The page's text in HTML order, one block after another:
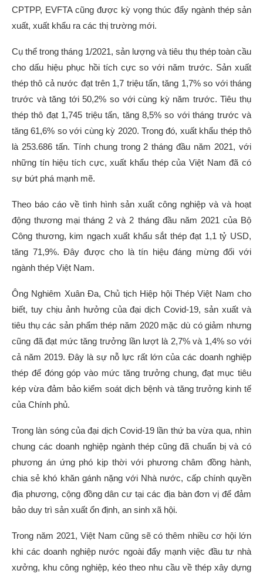
CPTPP, EVFTA cũng được kỳ vọng thúc đẩy ngành thép sản
xuất, xuất khẩu ra các thị trường mới.
Cụ thể trong tháng 1/2021, sản lượng và tiêu thụ thép toàn cầu
cho dấu hiệu phục hồi tích cực so với năm trước. Sản xuất
thép thô cả nước đạt trên 1,7 triệu tấn, tăng 1,7% so với tháng
trước và tăng tới 50,2% so với cùng kỳ năm trước. Tiêu thụ
thép thô đạt 1,745 triệu tấn, tăng 8,5% so với tháng trước và
tăng 61,6% so với cùng kỳ 2020. Trong đó, xuất khẩu thép thô
là 253.686 tấn. Tính chung trong 2 tháng đầu năm 2021, với
những tín hiệu tích cực, xuất khẩu thép của Việt Nam đã có
sự bứt phá mạnh mẽ.
Theo báo cáo về tình hình sản xuất công nghiệp và và hoạt
động thương mại tháng 2 và 2 tháng đầu năm 2021 của Bộ
Công thương, kim ngạch xuất khẩu sắt thép đạt 1,1 tỷ USD,
tăng 71,9%. Đây được cho là tín hiệu đáng mừng đối với
ngành thép Việt Nam.
Ông Nghiêm Xuân Đa, Chủ tịch Hiệp hội Thép Việt Nam cho
biết, tuy chịu ảnh hưởng của đại dịch Covid-19, sản xuất và
tiêu thụ các sản phẩm thép năm 2020 mặc dù có giảm nhưng
cũng đã đạt mức tăng trưởng lần lượt là 2,7% và 1,4% so với
cả năm 2019. Đây là sự nỗ lực rất lớn của các doanh nghiệp
thép để đóng góp vào mức tăng trưởng chung, đạt mục tiêu
kép vừa đảm bảo kiểm soát dịch bệnh và tăng trưởng kinh tế
của Chính phủ.
Trong làn sóng của đại dịch Covid-19 lần thứ ba vừa qua, nhìn
chung các doanh nghiệp ngành thép cũng đã chuẩn bị và có
phương án ứng phó kịp thời với phương châm đồng hành,
chia sẻ khó khăn gánh nặng với Nhà nước, cấp chính quyền
địa phương, cộng đồng dân cư tại các địa bàn đơn vị để đảm
bảo duy trì sản xuất ổn định, an sinh xã hội.
Trong năm 2021, Việt Nam cũng sẽ có thêm nhiều cơ hội lớn
khi các doanh nghiệp nước ngoài đẩy mạnh việc đầu tư nhà
xưởng, khu công nghiệp, kéo theo nhu cầu về thép xây dựng